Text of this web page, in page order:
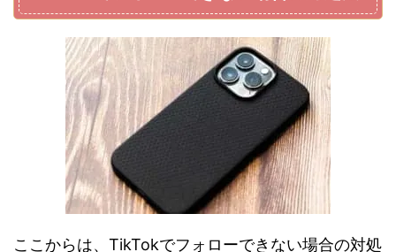
ここからは、TikTokでフォローできない場合の対処